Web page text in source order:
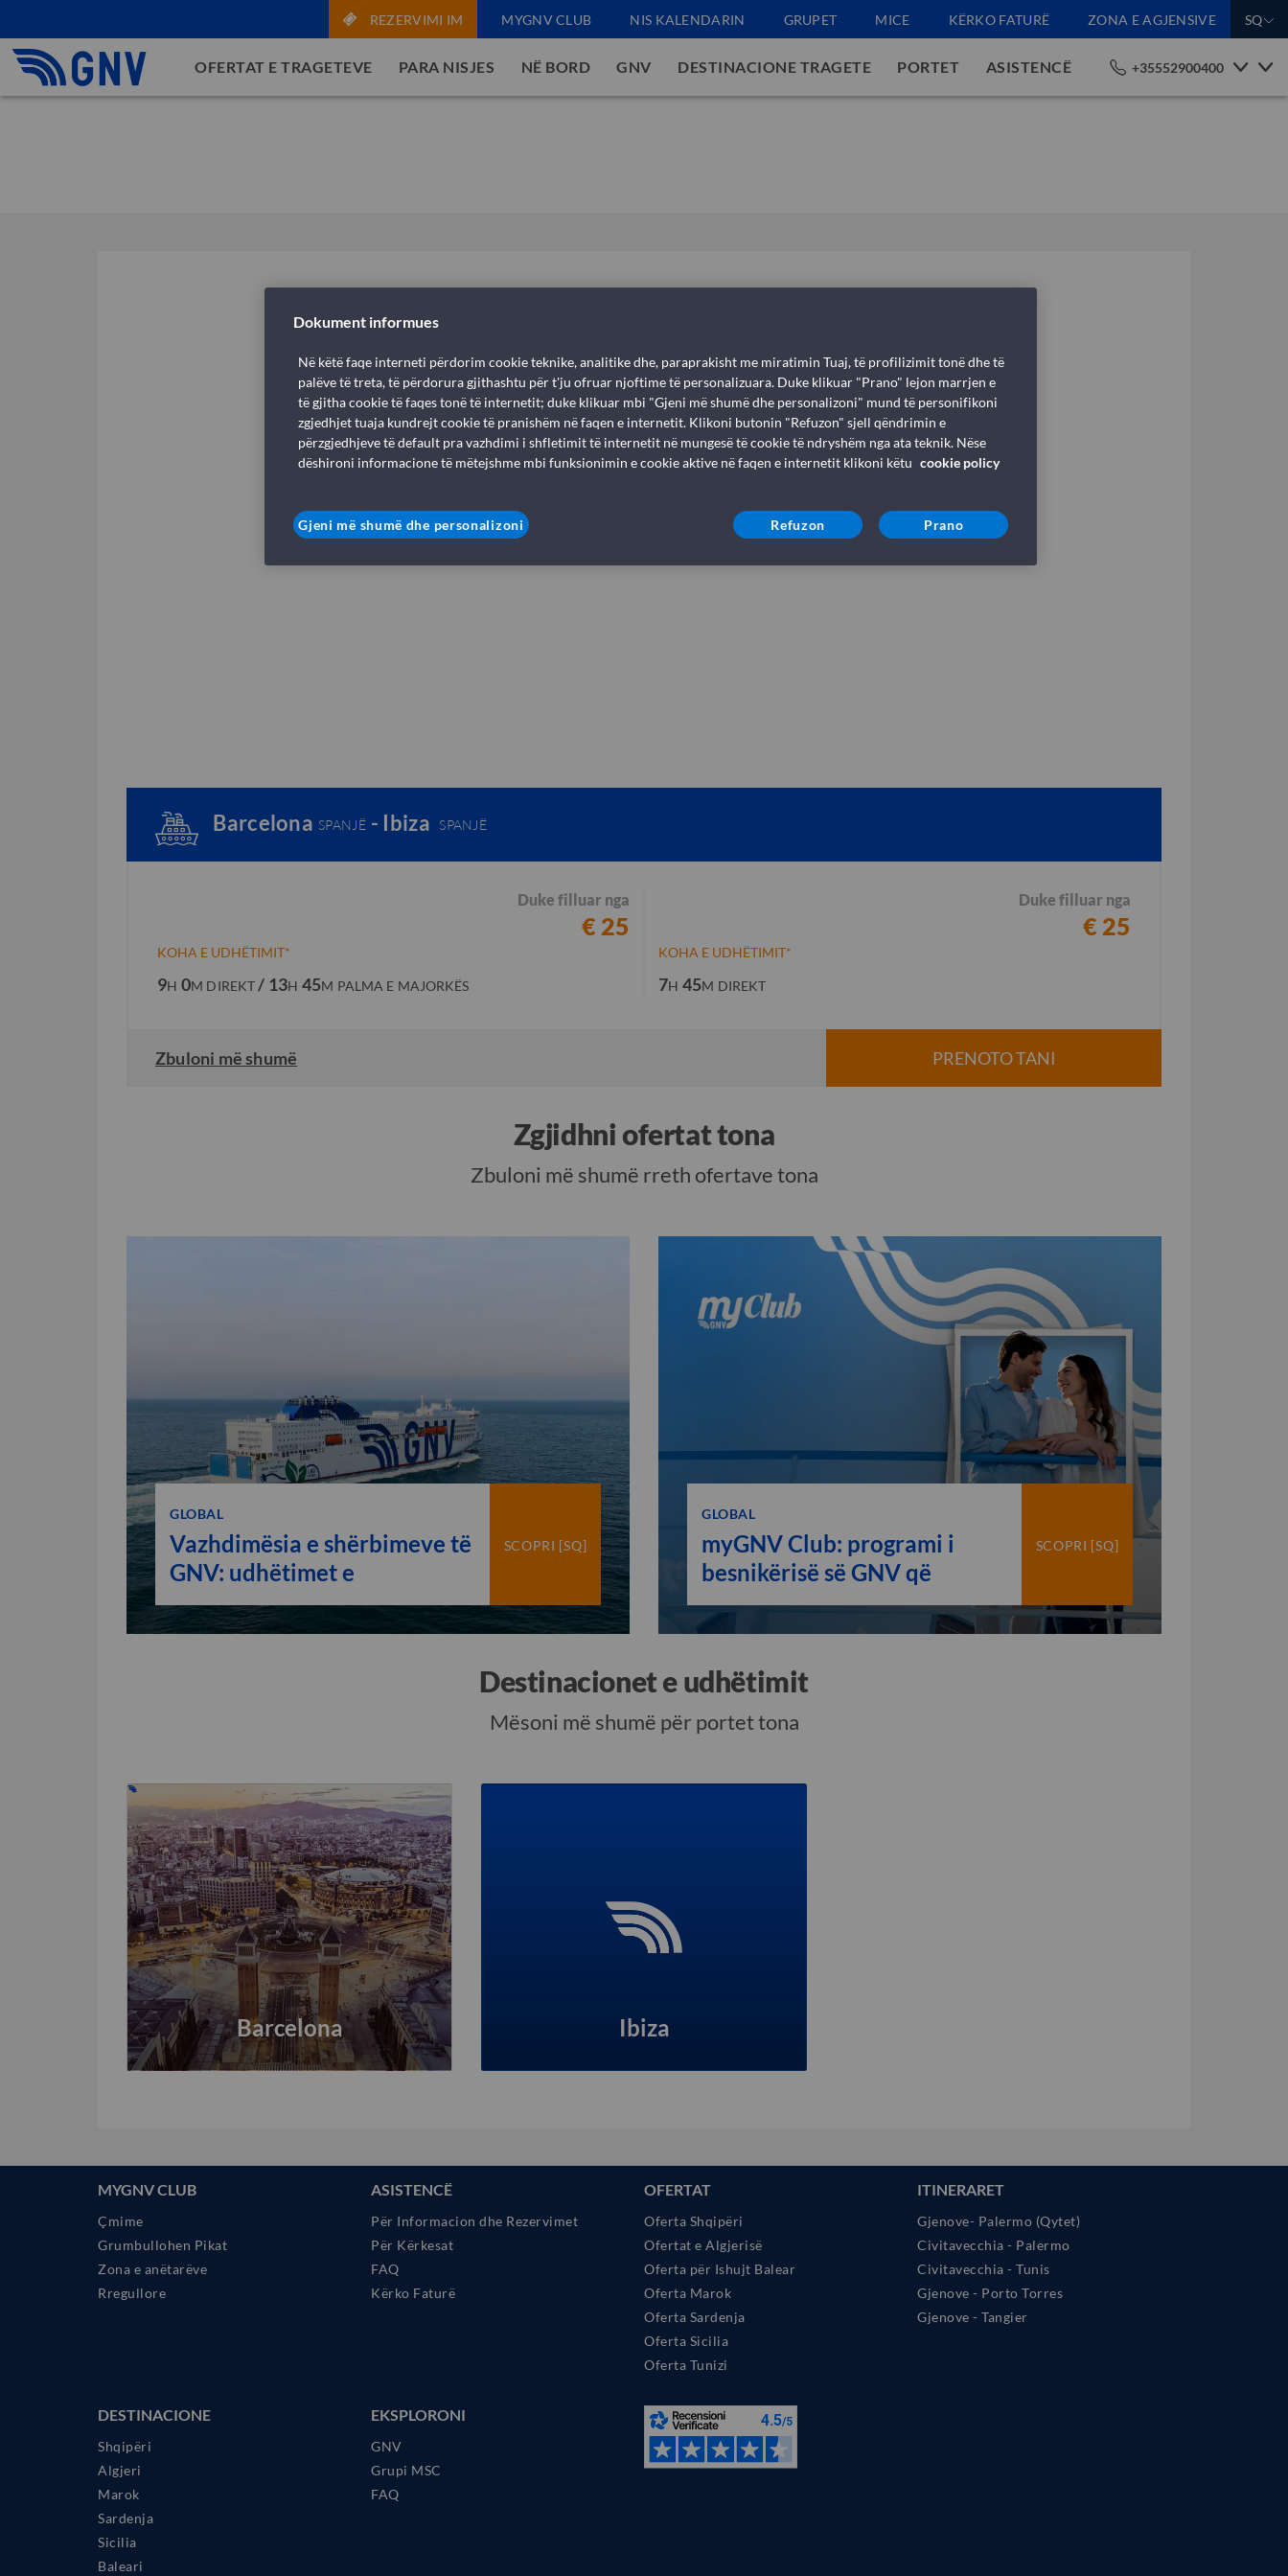
REZERVIMI IM MYGNV CLUB NIS KALENDARIN GRUPET MICE KËRKO FATURË ZONA E AGJENSIVE SQ
OFERTAT E TRAGETEVE PARA NISJES NË BORD GNV DESTINACIONE TRAGETE PORTET ASISTENCË +35552900400
Barcelona SPANJË - Ibiza SPANJË
Duke filluar nga
€ 25
KOHA E UDHËTIMIT*
9H 0M DIREKT/ 13H 45M PALMA E MAJORKËS
Duke filluar nga
€ 25
KOHA E UDHËTIMIT*
7H 45M DIREKT
Zbuloni më shumë PRENOTO TANI
Zgjidhni ofertat tona
Zbuloni më shumë rreth ofertave tona
GLOBAL
Vazhdimësia e shërbimeve të
GNV: udhëtimet e
konfirmuara për të gjithë
sezonin veror
SCOPRI [SQ]
GLOBAL
myGNV Club: programi i
besnikërisë së GNV që
shpërblen udhëtimet tuaja
SCOPRI [SQ]
Destinacionet e udhëtimit
Mësoni më shumë për portet tona
Barcelona Ibiza
MYGNV CLUB
Çmime
Grumbullohen Pikat
Zona e anëtarëve
Rregullore
ASISTENCË
Për Informacion dhe Rezervimet
Për Kërkesat
FAQ
Kërko Faturë
OFERTAT
Oferta Shqipëri
Ofertat e Algjerisë
Oferta për Ishujt Balear
Oferta Marok
Oferta Sardenja
Oferta Sicilia
Oferta Tunizi
ITINERARET
Gjenove- Palermo (Qytet)
Civitavecchia - Palermo
Civitavecchia - Tunis
Gjenove - Porto Torres
Gjenove - Tangier
DESTINACIONE
Shqipëri
Algjeri
Marok
Sardenja
Sicilia
Baleari
EKSPLORONI
GNV
Grupi MSC
FAQ
Dokument informues
Në këtë faqe interneti përdorim cookie teknike, analitike dhe, paraprakisht me miratimin Tuaj, të profilizimit tonë dhe të
palëve të treta, të përdorura gjithashtu për t'ju ofruar njoftime të personalizuara. Duke klikuar "Prano" lejon marrjen e
të gjitha cookie të faqes tonë të internetit; duke klikuar mbi "Gjeni më shumë dhe personalizoni" mund të personifikoni
zgjedhjet tuaja kundrejt cookie të pranishëm në faqen e internetit. Klikoni butonin "Refuzon" sjell qëndrimin e
përzgjedhjeve të default pra vazhdimi i shfletimit të internetit në mungesë të cookie të ndryshëm nga ata teknik. Nëse
dëshironi informacione të mëtejshme mbi funksionimin e cookie aktive në faqen e internetit klikoni këtu cookie policy
Gjeni më shumë dhe personalizoni Refuzon Prano